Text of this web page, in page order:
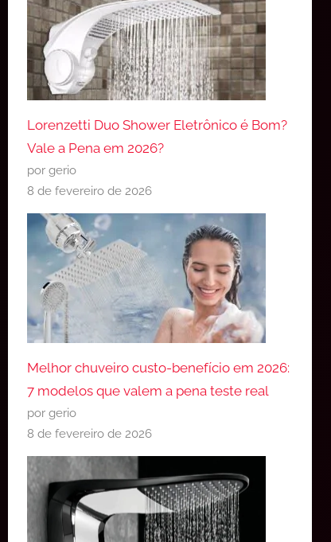
Lorenzetti Duo Shower Eletrônico é Bom?
Vale a Pena em 2026?
por gerio
8 de fevereiro de 2026
Melhor chuveiro custo-benefício em 2026:
7 modelos que valem a pena teste real
por gerio
8 de fevereiro de 2026